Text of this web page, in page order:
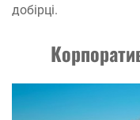
добірці.